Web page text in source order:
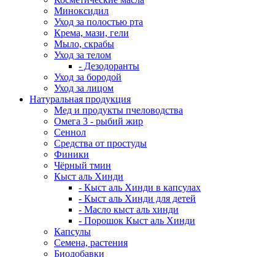
Миноксидил
Уход за полостью рта
Крема, мази, гели
Мыло, скрабы
Уход за телом
- Дезодоранты
Уход за бородой
Уход за лицом
Натуральная продукция
Мед и продукты пчеловодства
Омега 3 - рыбий жир
Сеннол
Средства от простуды
Финики
Чёрный тмин
Кыст аль Хинди
- Кыст аль Хинди в капсулах
- Кыст аль Хинди для детей
- Масло кыст аль хинди
- Порошок Кыст аль Хинди
Капсулы
Семена, растения
Биодобавки